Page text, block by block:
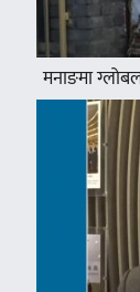
मनाङमा